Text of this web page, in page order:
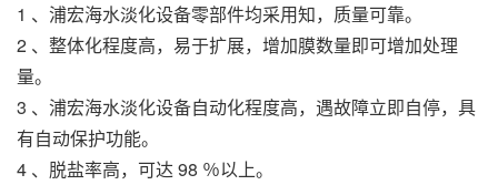
1 、 浦宏海水淡化设备零部件均采用知，质量可靠。
2 、整体化程度高，易于扩展，增加膜数量即可增加处理
量。
3 、 浦宏海水淡化设备自动化程度高，遇故障立即自停，具
有自动保护功能。
4 、脱盐率高，可达 98 ％以上。